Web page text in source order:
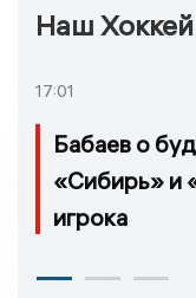
Наш Хоккей
17:01
Бабаев о
«Сибирь» и
игрока